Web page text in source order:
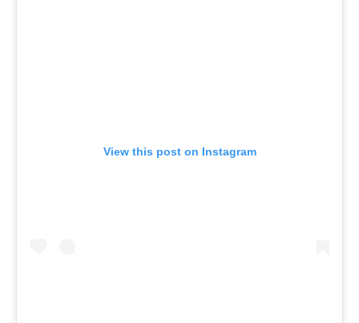
View this post on Instagram